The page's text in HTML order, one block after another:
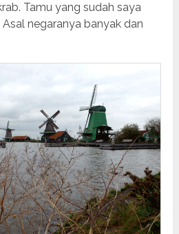
Tamu yang sudah saya
negaranya banyak dan